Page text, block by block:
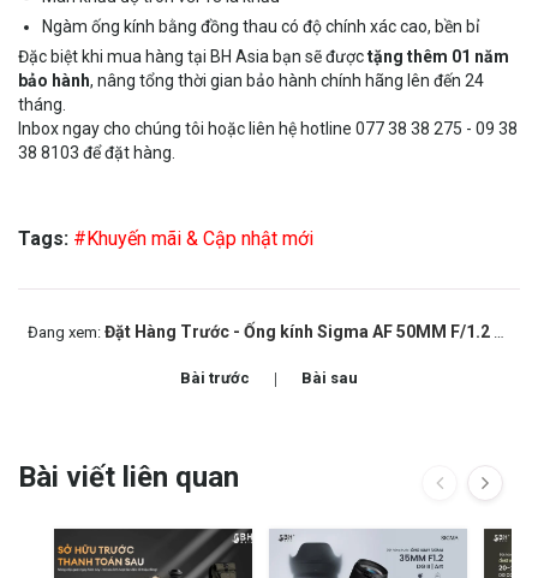
Ngàm ống kính bằng đồng thau có độ chính xác cao, bền bỉ
Đặc biệt khi mua hàng tại BH Asia bạn sẽ đượctặng thêm 01 năm
bảo hành, nâng tổng thời gian bảo hành chính hãng lên đến 24
tháng.
Inbox ngay cho chúng tôi hoặc liên hệ hotline 077 38 38 275 - 09 38
38 8103 để đặt hàng.
Tags: #Khuyến mãi & Cập nhật mới
Đang xem: Đặt Hàng Trước - Ống kính Sigma AF 50MM F/1.2 DG DN (A)
Bài trước Bài sau
Bài viết liên quan